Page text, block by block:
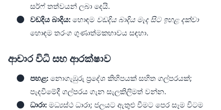
සර්ෆ් තත්වයන් ලබා දෙයි.
වඩදිය බාදිය: හොඳම වඩදිය බාදිය මැද සිට ඉහළ දක්වා
හොඳම තරංග ගුණාත්මකභාවය සඳහා.
ආචාර විධි සහ ආරක්ෂාව
පහළ: නොගැඹුරු ප්‍රදේශ කිහිපයක් සහිත ගල්පරයක්;
පැදවීමේදී ගල්පරය ගැන සැලකිලිමත් වන්න.
ධාරා: මධ්‍යස්ථ ධාරා; ජලයට ඇතුළු වීමට පෙර සෑම විටම